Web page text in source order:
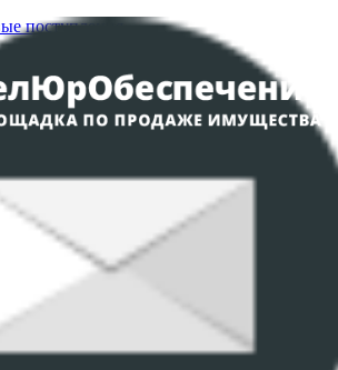
поступления
и проведения торгов
обработки персональных
О ПОЛИТИКЕ ОБРАБОТКИ COOKIE-
файлов
унитарное предприятие по оказанию